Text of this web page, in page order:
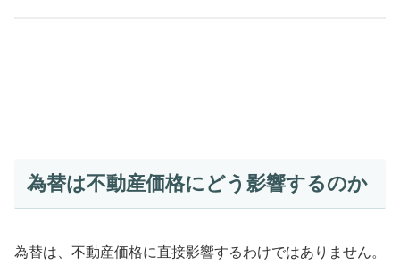
為替は不動産価格にどう影響するのか
為替は、不動産価格に直接影響するわけではありません。